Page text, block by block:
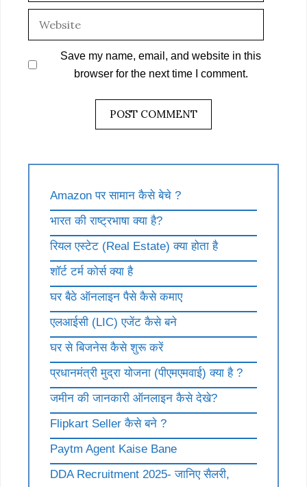
Save my name, email, and website in this
browser for the next time I comment.
Amazon पर सामान कैसे बेचे ?
भारत की राष्ट्रभाषा क्या है?
रियल एस्टेट (Real Estate) क्या होता है
शॉर्ट टर्म कोर्स क्या है
घर बैठे ऑनलाइन पैसे कैसे कमाए
एलआईसी (LIC) एजेंट कैसे बने
घर से बिजनेस कैसे शुरू करें
प्रधानमंत्री मुद्रा योजना (पीएमएमवाई) क्या है ?
जमीन की जानकारी ऑनलाइन कैसे देखे?
Flipkart Seller कैसे बने ?
Paytm Agent Kaise Bane
DDA Recruitment 2025- जानिए सैलरी,